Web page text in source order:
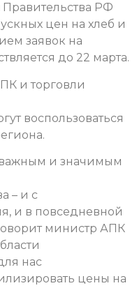
РФ
цен на хлеб и
заявок на
до 22 марта.
и торговли
воспользоваться
важным и значимым
– и с
и в повседневной
министр АПК
нас
цены на